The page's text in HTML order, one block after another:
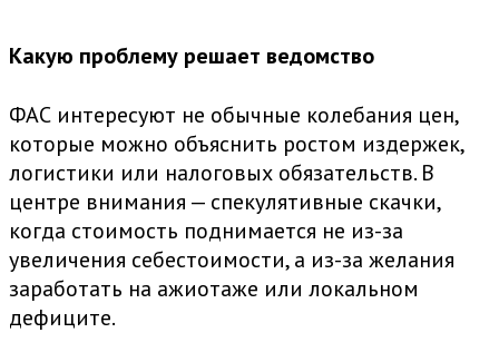
Какую проблему решает ведомство
ФАС интересуют не обычные колебания цен,
которые можно объяснить ростом издержек,
логистики или налоговых обязательств. В
центре внимания — спекулятивные скачки,
когда стоимость поднимается не из-за
увеличения себестоимости, а из-за желания
заработать на ажиотаже или локальном
дефиците.